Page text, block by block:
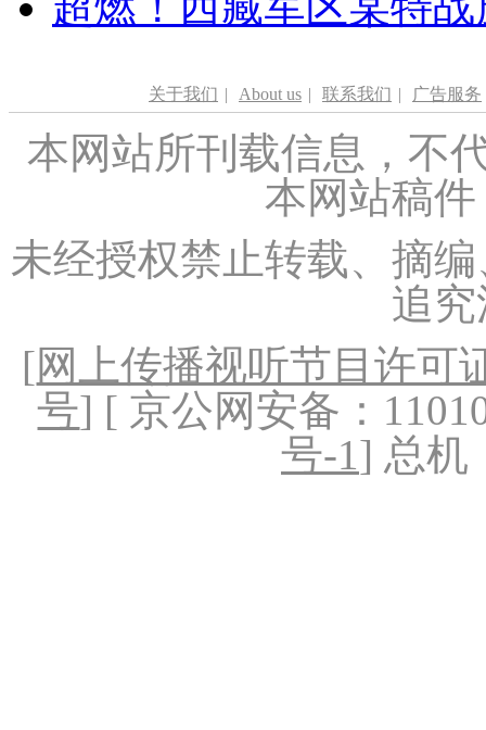
关于我们 | About us | 联系我们 | 广告服务
本网站所刊载信息，不
本网站稿
未经授权禁止转载、摘
追
[网上传播视听节目许可
号] [ 京公网安备：
号-1] 总机